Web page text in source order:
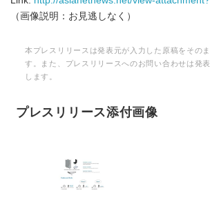
（画像説明：お見逃しなく）
本プレスリリースは発表元が入力した原稿をその
す。また、プレスリリースへのお問い合わせは発
します。
プレスリリース添付画像